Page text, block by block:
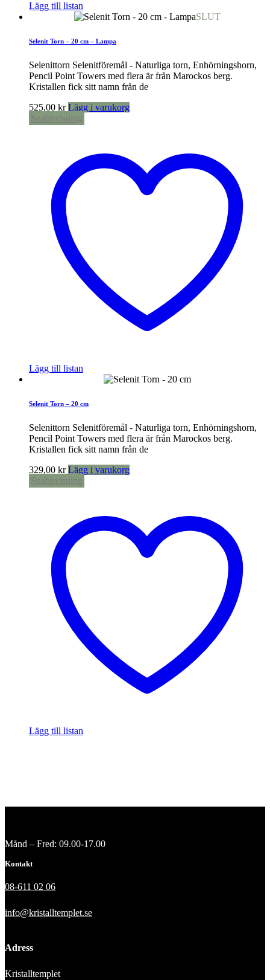
Lägg till listan
SLUT
Selenit Torn – 20 cm – Lampa
Selenittorn Selenitföremål - Naturliga torn, Enhörningshorn,
Pencil Point Towers med flera är från Marockos berg.
Kristallen fick sitt namn från de
525,00 kr Lägg i varukorg
Snabbvisning
Lägg till listan
Selenit Torn – 20 cm
Selenittorn Selenitföremål - Naturliga torn, Enhörningshorn,
Pencil Point Towers med flera är från Marockos berg.
Kristallen fick sitt namn från de
329,00 kr Lägg i varukorg
Snabbvisning
Lägg till listan
Månd – Fred: 09.00-17.00
Kontakt
08-611 02 06
info@kristalltemplet.se
Adress
Kristalltemplet